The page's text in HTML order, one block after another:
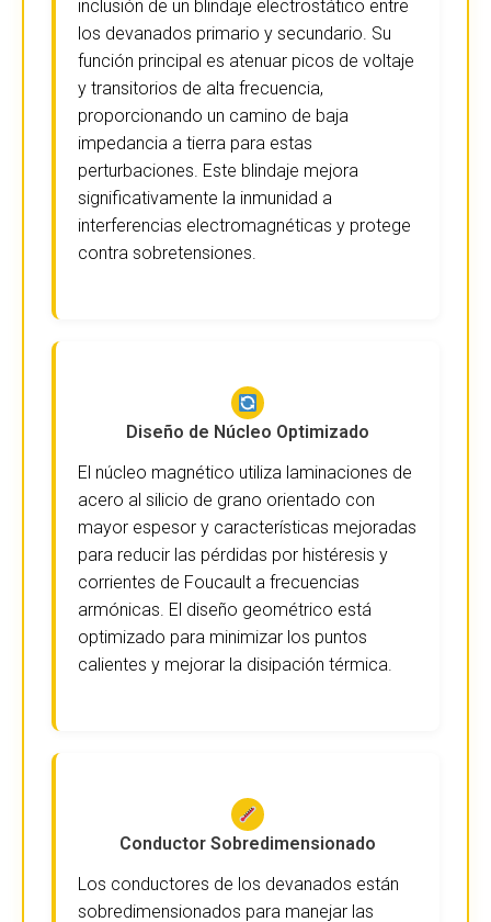
inclusión de un blindaje electrostático entre
los devanados primario y secundario. Su
función principal es atenuar picos de voltaje
y transitorios de alta frecuencia,
proporcionando un camino de baja
impedancia a tierra para estas
perturbaciones. Este blindaje mejora
significativamente la inmunidad a
interferencias electromagnéticas y protege
contra sobretensiones.
Diseño de Núcleo Optimizado
El núcleo magnético utiliza laminaciones de
acero al silicio de grano orientado con
mayor espesor y características mejoradas
para reducir las pérdidas por histéresis y
corrientes de Foucault a frecuencias
armónicas. El diseño geométrico está
optimizado para minimizar los puntos
calientes y mejorar la disipación térmica.
Conductor Sobredimensionado
Los conductores de los devanados están
sobredimensionados para manejar las